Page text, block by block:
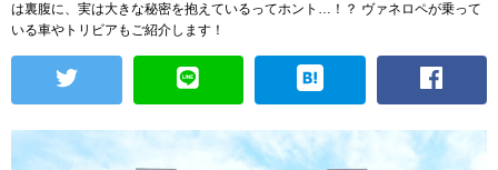
は裏腹に、実は大きな秘密を抱えているってホント…！？ ヴァネロペが乗って
いる車やトリビアもご紹介します！